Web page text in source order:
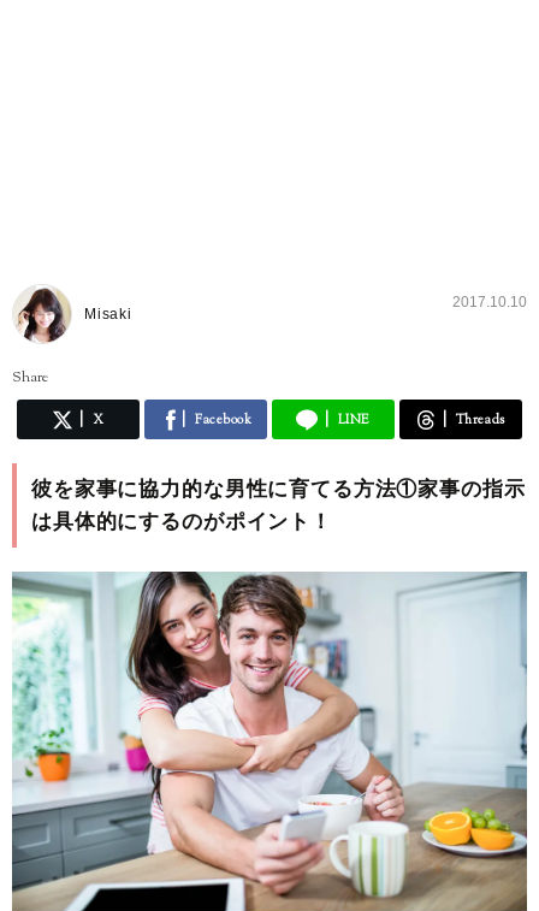
Misaki
2017.10.10
Share
X Facebook LINE Threads
彼を家事に協力的な男性に育てる方法①家事の指示
は具体的にするのがポイント！